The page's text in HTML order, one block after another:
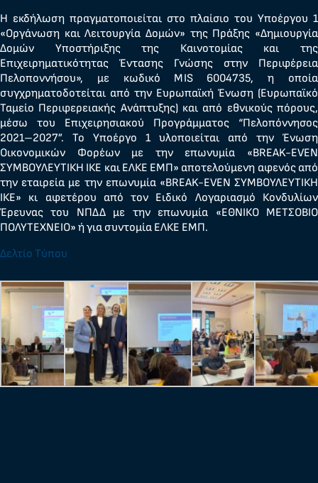
Η εκδήλωση πραγματοποιείται στο πλαίσιο του Υποέργου 1
«Οργάνωση και Λειτουργία Δομών» της Πράξης «Δημιουργία
Δομών Υποστήριξης της Καινοτομίας και της
Επιχειρηματικότητας Έντασης Γνώσης στην Περιφέρεια
Πελοποννήσου», με κωδικό MIS 6004735, η οποία
συγχρηματοδοτείται από την Ευρωπαϊκή Ένωση (Ευρωπαϊκό
Ταμείο Περιφερειακής Ανάπτυξης) και από εθνικούς πόρους,
μέσω του Επιχειρησιακού Προγράμματος “Πελοπόννησος
2021–2027”. Το Υποέργο 1 υλοποιείται από την Ένωση
Οικονομικών Φορέων με την επωνυμία «BREAK-EVEN
ΣΥΜΒΟΥΛΕΥΤΙΚΗ ΙΚΕ και ΕΛΚΕ ΕΜΠ» αποτελούμενη αφενός από
την εταιρεία με την επωνυμία «BREAK-EVEN ΣΥΜΒΟΥΛΕΥΤΙΚΗ
ΙΚΕ» κι αφετέρου από τον Ειδικό Λογαριασμό Κονδυλίων
Έρευνας του ΝΠΔΔ με την επωνυμία «ΕΘΝΙΚΟ ΜΕΤΣΟΒΙΟ
ΠΟΛΥΤΕΧΝΕΙΟ» ή για συντομία ΕΛΚΕ ΕΜΠ.
Δελτίο Τύπου